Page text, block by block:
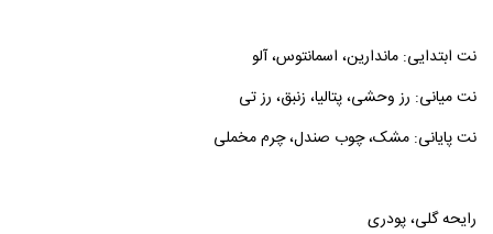
نت ابتدایی: ماندارین، اسمانتوس، آلو
نت میانی: رز وحشی، پتالیا، زنبق، رز تی
نت پایانی: مشک، چوب صندل، چرم مخملی
رایحه گلی، پودری